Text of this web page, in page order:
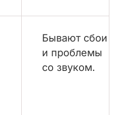
Бывают сбои
и проблемы
со звуком.